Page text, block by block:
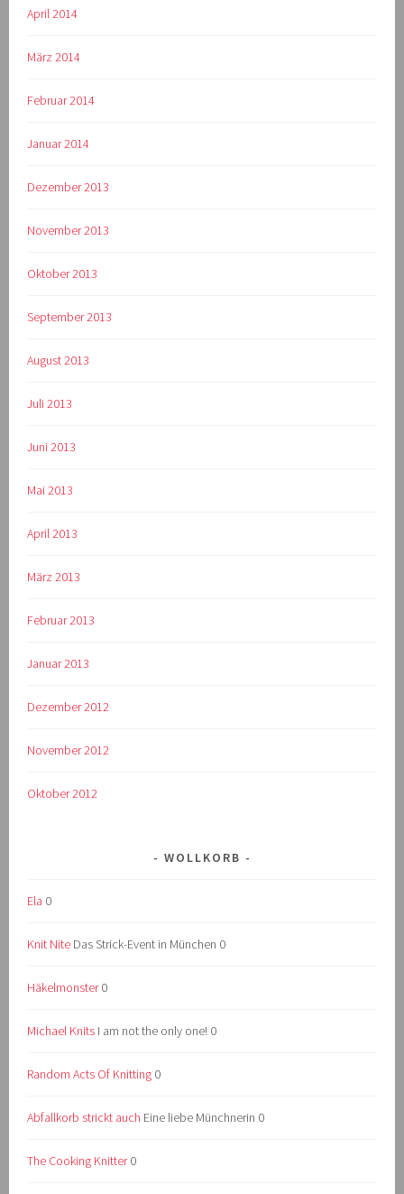
April 2014
März 2014
Februar 2014
Januar 2014
Dezember 2013
November 2013
Oktober 2013
September 2013
August 2013
Juli 2013
Juni 2013
Mai 2013
April 2013
März 2013
Februar 2013
Januar 2013
Dezember 2012
November 2012
Oktober 2012
WOLLKORB
Ela 0
Knit Nite Das Strick-Event in München 0
Häkelmonster0
Michael Knits I am not the only one! 0
Random Acts Of Knitting 0
Abfallkorb strickt auch Eine liebe Münchnerin 0
The Cooking Knitter0